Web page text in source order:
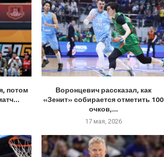
потом
Воронцевич рассказал, как
«Зенит» собирается отметить 100
очков,...
17 мая, 2026